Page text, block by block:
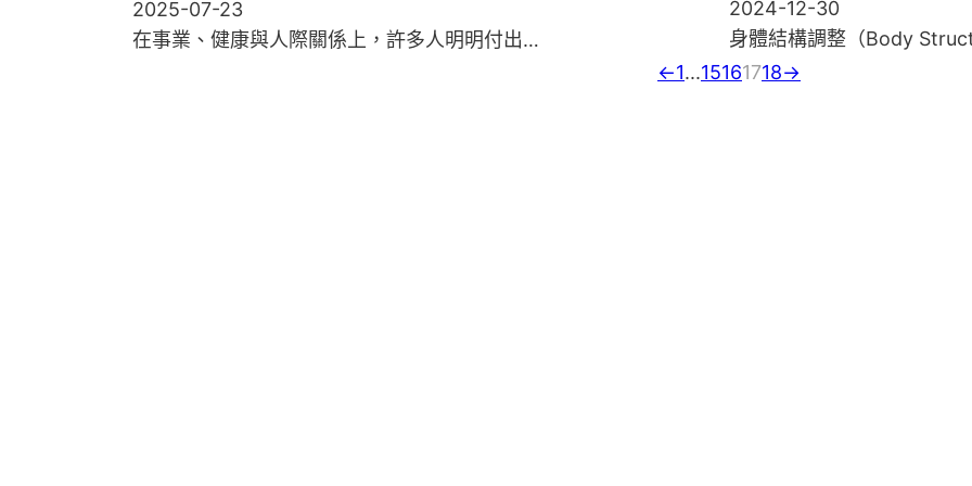
2025-07-23
在事業、健康與人際關係上，許多人明明付出…
2024-12-30
身體結構調整（Body
←1...15161718→